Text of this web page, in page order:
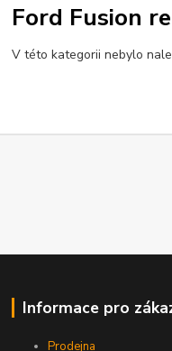
Ford Fusion
V této kategorii nebylo
Informace pro
Prodejna